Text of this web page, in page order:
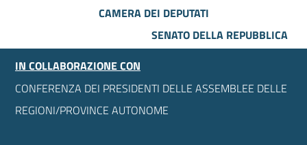
CAMERA DEI DEPUTATI
SENATO DELLA REPUBBLICA
IN COLLABORAZIONE CON
CONFERENZA DEI PRESIDENTI DELLE ASSEMBLEE DELLE
REGIONI/PROVINCE AUTONOME